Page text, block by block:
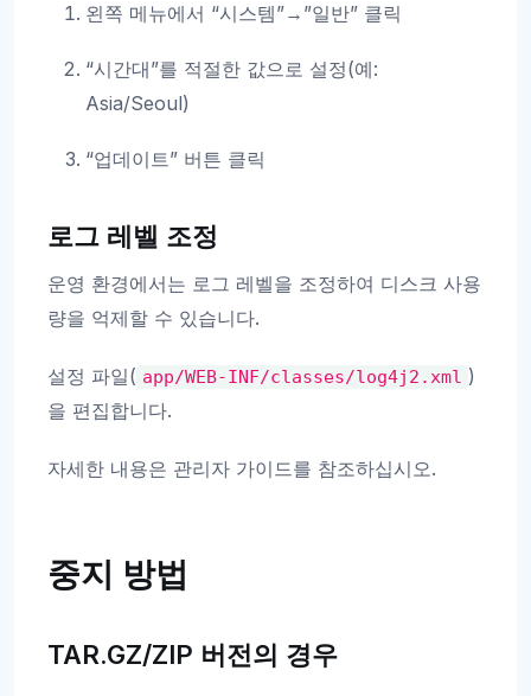
왼쪽 메뉴에서 “시스템”→”일반” 클릭
“시간대”를 적절한 값으로 설정(예:
Asia/Seoul)
“업데이트” 버튼 클릭
로그 레벨 조정
운영 환경에서는 로그 레벨을 조정하여 디스크 사용
량을 억제할 수 있습니다.
설정 파일( app/WEB-INF/classes/log4j2.xml )
을 편집합니다.
자세한 내용은 관리자 가이드를 참조하십시오.
중지 방법
TAR.GZ/ZIP 버전의 경우